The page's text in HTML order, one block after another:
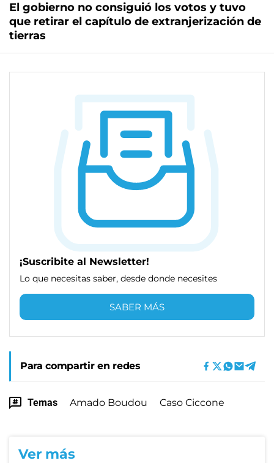
El gobierno no consiguió los votos y tuvo
que retirar el capítulo de extranjerización de
tierras
¡Suscribite al Newsletter!
Lo que necesitas saber, desde donde necesites
SABER MÁS
Para compartir en redes
Temas Amado Boudou Caso Ciccone
Ver más